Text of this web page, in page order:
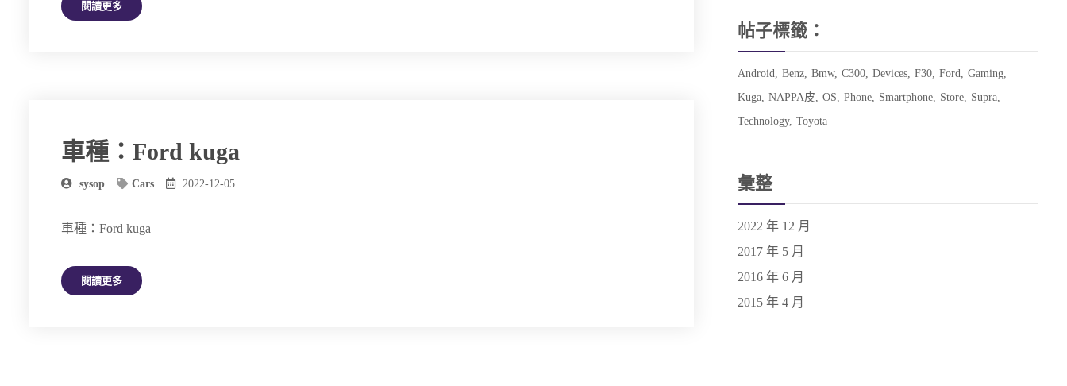
閱讀更多
車種：Ford kuga
sysop Cars 2022-12-05
車種：Ford kuga
閱讀更多
帖子標籤：
Android Benz Bmw C300 Devices F30 Ford
Gaming
Kuga
NAPPA皮 OS Phone Smartphone Store
Supra
Technology
Toyota
彙整
2022 年 12 月
2017 年 5 月
2016 年 6 月
2015 年 4 月